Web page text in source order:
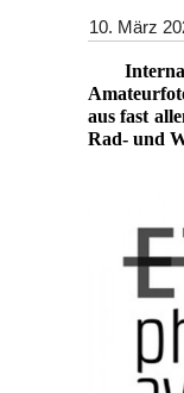
10. März
aus fast
Rad- und